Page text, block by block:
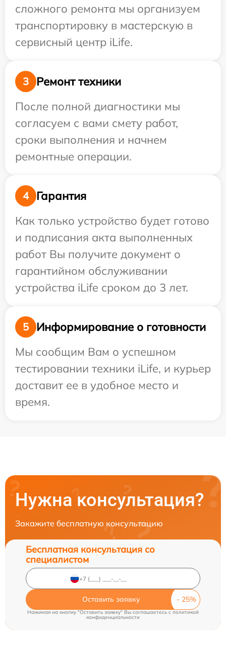
сложного ремонта мы организуем
транспортировку в мастерскую в
сервисный центр iLife.
3
Ремонт техники
После полной диагностики мы
согласуем с вами смету работ,
сроки выполнения и начнем
ремонтные операции.
4
Гарантия
Как только устройство будет готово
и подписания акта выполненных
работ Вы получите документ о
гарантийном обслуживании
устройства iLife сроком до 3 лет.
5
Информирование о готовности
Мы сообщим Вам о успешном
тестировании техники iLife, и курьер
доставит ее в удобное место и
время.
Нужна консультация?
Закажите бесплатную консультацию
Бесплатная консультация со
специалистом
Оставить заявку
Нажимая на кнопку "Оставить заявку" Вы соглашаетесь c политикой
конфиденциальности